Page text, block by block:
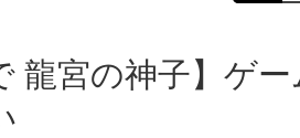
龍宮の神子】ゲ